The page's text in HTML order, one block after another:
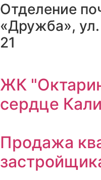
Отделение
«Дружба»,
21
ЖК
сердце
Продажа